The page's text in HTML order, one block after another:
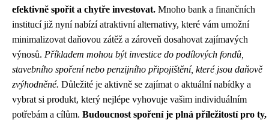
efektivně spořit a chytře investovat. Mnoho bank a finančních
institucí již nyní nabízí atraktivní alternativy, které vám umožní
minimalizovat daňovou zátěž a zároveň dosahovat zajímavých
výnosů. Příkladem mohou být investice do podílových fondů,
stavebního spoření nebo penzijního připojištění, které jsou daňově
zvýhodněné. Důležité je aktivně se zajímat o aktuální nabídky a
vybrat si produkt, který nejlépe vyhovuje vašim individuálním
potřebám a cílům. Budoucnost spoření je plná příležitostí pro ty,